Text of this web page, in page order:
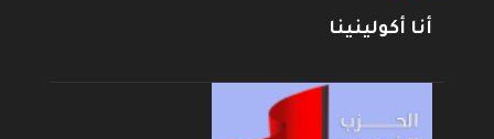
أنا أكولينينا